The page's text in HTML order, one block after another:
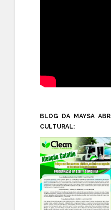
BLOG DA MAYSA
CULTURAL: